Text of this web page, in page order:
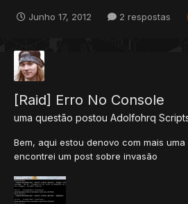
Junho 17, 2012 2 respostas
[Raid] Erro No Console
uma questão postou Adolfohrq
Bem, aqui estou denovo com mais uma
encontrei um post sobre invasão
. Contudo utilizei o que o Vodkart
acontecer em certos dias.. Contudo